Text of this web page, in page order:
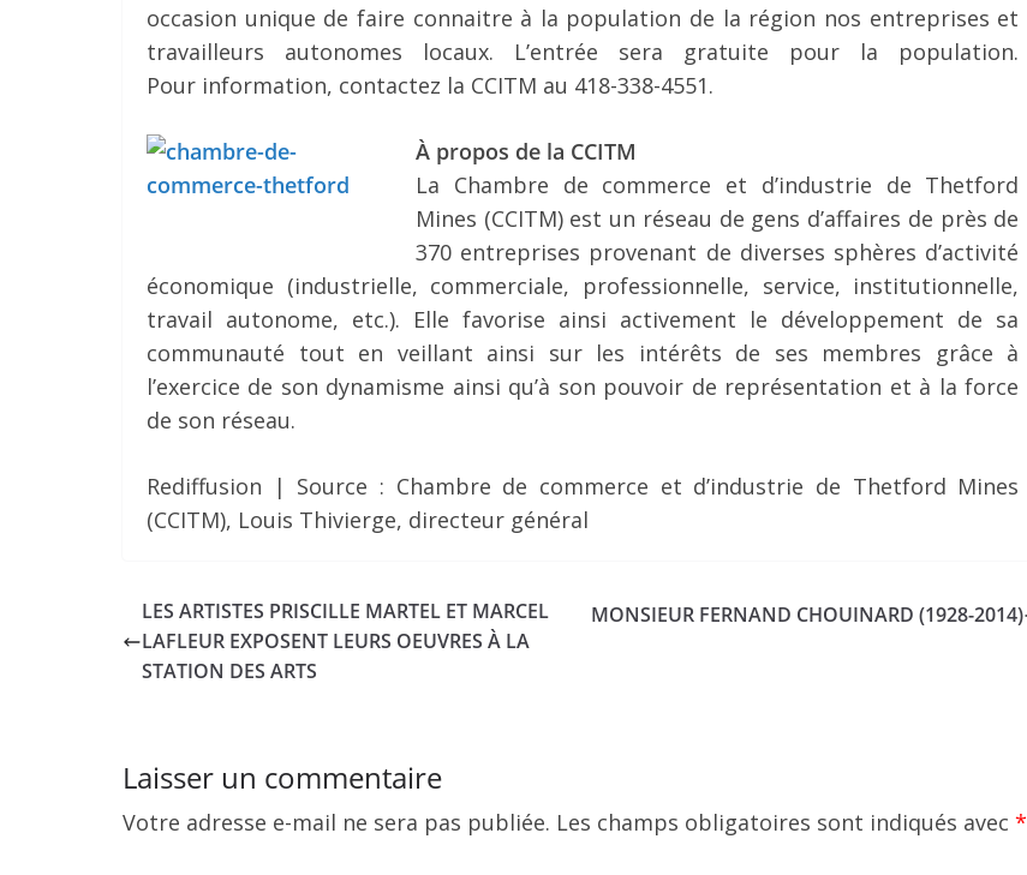
occasion unique de faire connaitre à la population de la région nos entreprises et
travailleurs autonomes locaux. L’entrée sera gratuite pour la population.
Pour information, contactez la CCITM au 418-338-4551.
À propos de la CCITM
La Chambre de commerce et d’industrie de Thetford
Mines (CCITM) est un réseau de gens d’affaires de près de
370 entreprises provenant de diverses sphères d’activité
économique (industrielle, commerciale, professionnelle, service, institutionnelle,
travail autonome, etc.). Elle favorise ainsi activement le développement de sa
communauté tout en veillant ainsi sur les intérêts de ses membres grâce à
l’exercice de son dynamisme ainsi qu’à son pouvoir de représentation et à la force
de son réseau.
Rediffusion | Source : Chambre de commerce et d’industrie de Thetford Mines
(CCITM), Louis Thivierge, directeur général
LES ARTISTES PRISCILLE MARTEL ET MARCEL
LAFLEUR EXPOSENT LEURS OEUVRES À LA
STATION DES ARTS
MONSIEUR FERNAND CHOUINARD (1928-2014)
Laisser un commentaire
Votre adresse e-mail ne sera pas publiée. Les champs obligatoires sont indiqués avec *